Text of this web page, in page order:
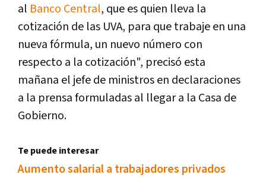
al Banco Central, que es quien lleva la
cotización de las UVA, para que trabaje en una
nueva fórmula, un nuevo número con
respecto a la cotización", precisó esta
mañana el jefe de ministros en declaraciones
a la prensa formuladas al llegar a la Casa de
Gobierno.
Te puede interesar
Aumento salarial a trabajadores privados